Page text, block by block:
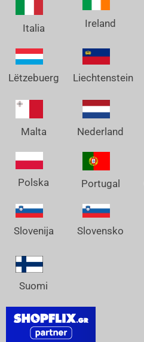
Italia Ireland
Lëtzebuerg Liechtenstein
Malta Nederland
Polska Portugal
Slovenija Slovensko
Suomi